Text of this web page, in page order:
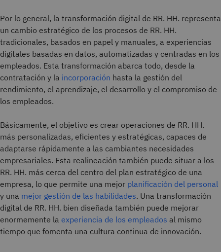
Por lo general, la transformación digital de RR. HH. representa
un cambio estratégico de los procesos de RR. HH.
tradicionales, basados en papel y manuales, a experiencias
digitales basadas en datos, automatizadas y centradas en los
empleados. Esta transformación abarca todo, desde la
contratación y la incorporación hasta la gestión del
rendimiento, el aprendizaje, el desarrollo y el compromiso de
los empleados.
Básicamente, el objetivo es crear operaciones de RR. HH.
más personalizadas, eficientes y estratégicas, capaces de
adaptarse rápidamente a las cambiantes necesidades
empresariales. Esta realineación también puede situar a los
RR. HH. más cerca del centro del plan estratégico de una
empresa, lo que permite una mejor planificación del personal
y una mejor gestión de las habilidades. Una transformación
digital de RR. HH. bien diseñada también puede mejorar
enormemente la experiencia de los empleados al mismo
tiempo que fomenta una cultura continua de innovación.